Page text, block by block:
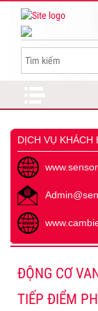
DỊCH VỤ KHÁCH
ĐỘNG CƠ
TIẾP ĐIỂM